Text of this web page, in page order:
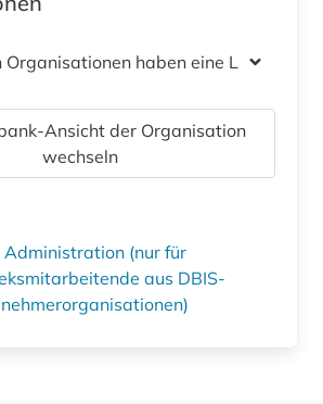
haben eine Lizenz
Ansicht der Organisation
wechseln
Administration (nur für
aus DBIS-